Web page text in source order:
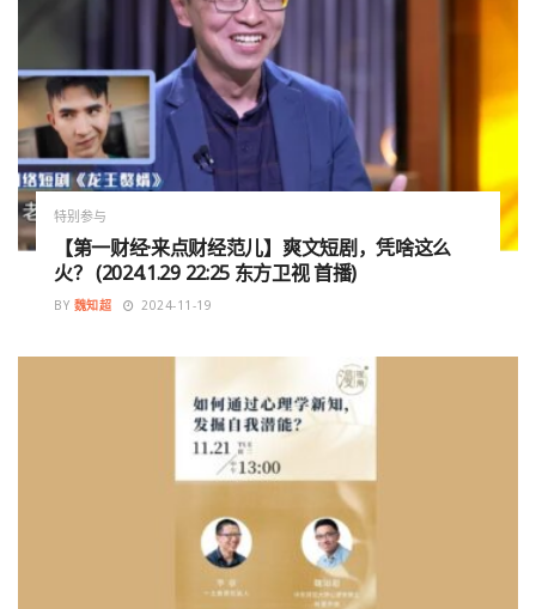
特别参与
【第一财经·来点财经范儿】爽文短剧，凭啥这么
火？ (2024.1.29 22:25 东方卫视 首播)
BY 魏知超 2024-11-19